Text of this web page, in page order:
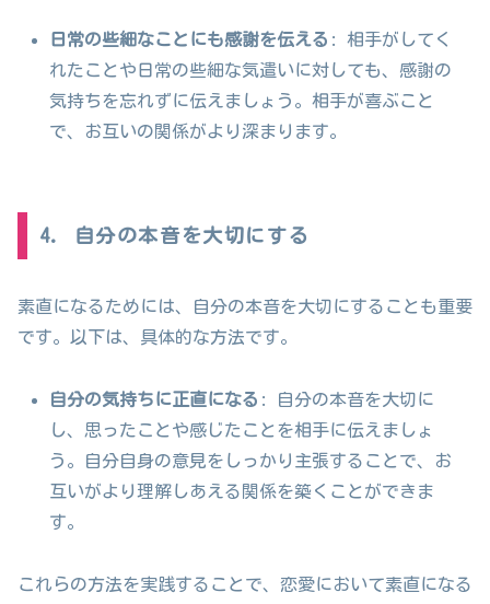
日常の些細なことにも感謝を伝える : 相手がしてく
れたことや日常の些細な気遣いに対しても、感謝の
気持ちを忘れずに伝えましょう。相手が喜ぶこと
で、お互いの関係がより深まります。
4. 自分の本音を大切にする
素直になるためには、自分の本音を大切にすることも重要
です。以下は、具体的な方法です。
自分の気持ちに正直になる : 自分の本音を大切に
し、思ったことや感じたことを相手に伝えましょ
う。自分自身の意見をしっかり主張することで、お
互いがより理解しあえる関係を築くことができま
す。
これらの方法を実践することで、恋愛において素直になる